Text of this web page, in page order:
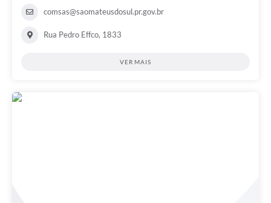
comsas@saomateusdosul.pr.gov.br
Rua Pedro Effco, 1833
VER MAIS